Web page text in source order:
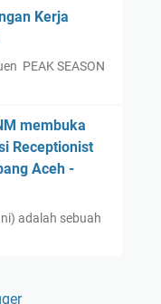
Kerja
PEAK SEASON
membuka
Receptionist
Aceh -
adalah sebuah